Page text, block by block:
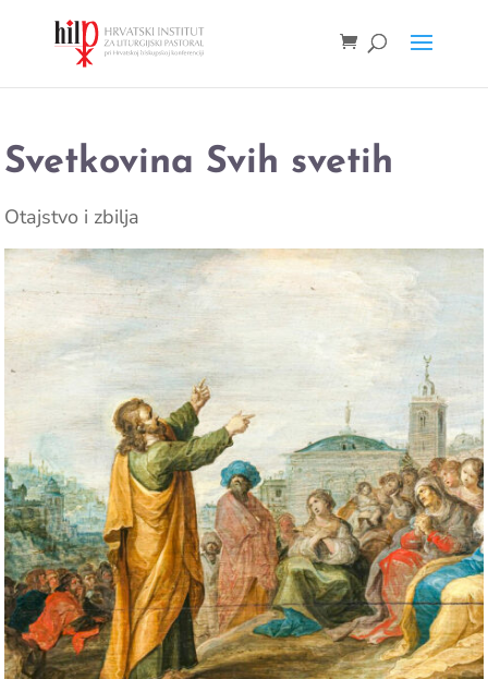
Svetkovina Svih svetih
Otajstvo i zbilja